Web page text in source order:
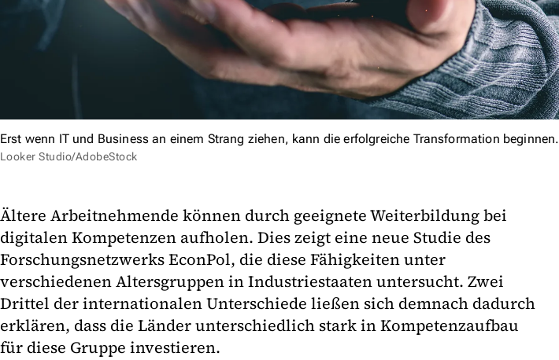
Erst wenn IT und Business an einem Strang ziehen, kann die erfolgreiche Transformation beginnen.
Looker Studio/AdobeStock
Ältere Arbeitnehmende können durch geeignete Weiterbildung bei
digitalen Kompetenzen aufholen. Dies zeigt eine neue Studie des
Forschungsnetzwerks EconPol, die diese Fähigkeiten unter
verschiedenen Altersgruppen in Industriestaaten untersucht. Zwei
Drittel der internationalen Unterschiede ließen sich demnach dadurch
erklären, dass die Länder unterschiedlich stark in Kompetenzaufbau
für diese Gruppe investieren.